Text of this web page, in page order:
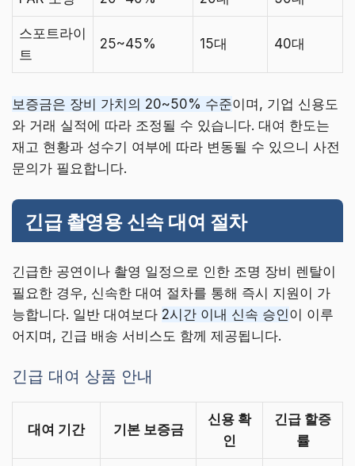
스포트라이
트
25~45% 15대 40대
보증금은 장비 가치의 20~50% 수준이며, 기업 신용도
와 거래 실적에 따라 조정될 수 있습니다. 대여 한도는
재고 현황과 성수기 여부에 따라 변동될 수 있으니 사전
문의가 필요합니다.
긴급 촬영용 신속 대여 절차
긴급한 공연이나 촬영 일정으로 인한 조명 장비 렌탈이
필요한 경우, 신속한 대여 절차를 통해 즉시 지원이 가
능합니다. 일반 대여보다 2시간 이내 신속 승인이 이루
어지며, 긴급 배송 서비스도 함께 제공됩니다.
긴급 대여 상품 안내
대여 기간 기본 보증금
신용 확
인
긴급 할증
률